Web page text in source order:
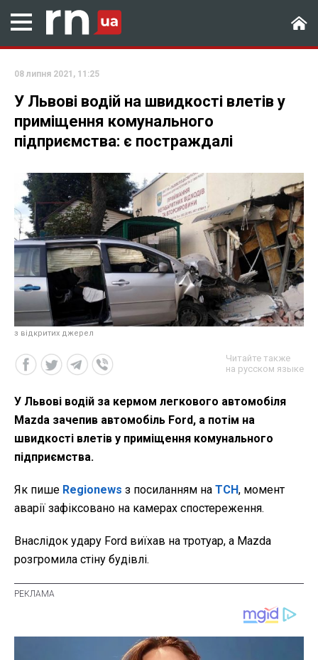
08 липня 2021, 11:25
У Львові водій на швидкості влетів у
приміщення комунального
підприємства: є постраждалі
з відкритих джерел
Читайте также
на русском языке
У Львові водій за кермом легкового автомобіля
Маzda зачепив автомобіль Ford, а потім на
швидкості влетів у приміщення комунального
підприємства.
Як пише Regionews з посиланням на ТСН, момент
аварії зафіксовано на камерах спостереження.
Внаслідок удару Ford виїхав на тротуар, а Маzda
розгромила стіну будівлі.